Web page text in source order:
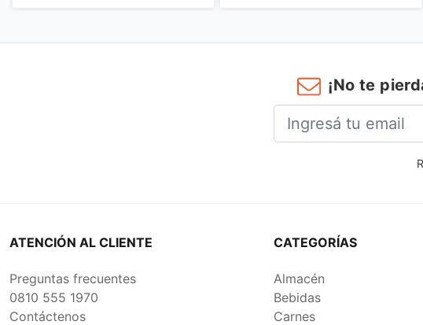
¡No te
ATENCIÓN AL CLIENTE
Preguntas frecuentes
0810 555 1970
Contáctenos
CATEGORÍAS
Almacén
Bebidas
Carnes